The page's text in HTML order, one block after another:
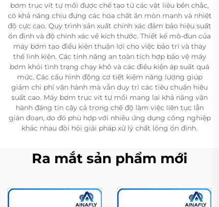
bơm trục vít tự mồi được chế tạo từ các vật liệu bền chắc,
có khả năng chịu đựng các hóa chất ăn mòn mạnh và nhiệt
độ cực cao. Quy trình sản xuất chính xác đảm bảo hiệu suất
ổn định và độ chính xác về kích thước. Thiết kế mô-đun của
máy bơm tạo điều kiện thuận lợi cho việc bảo trì và thay
thế linh kiện. Các tính năng an toàn tích hợp bảo vệ máy
bơm khỏi tình trạng chạy khô và các điều kiện áp suất quá
mức. Các cấu hình động cơ tiết kiệm năng lượng giúp
giảm chi phí vận hành mà vẫn duy trì các tiêu chuẩn hiệu
suất cao. Máy bơm trục vít tự mồi mang lại khả năng vận
hành đáng tin cậy cả trong chế độ làm việc liên tục lẫn
gián đoạn, do đó phù hợp với nhiều ứng dụng công nghiệp
khác nhau đòi hỏi giải pháp xử lý chất lỏng ổn định.
Ra mắt sản phẩm mới